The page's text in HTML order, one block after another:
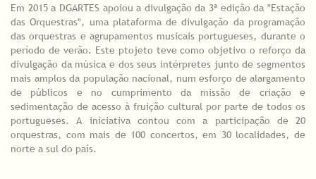
Em 2015 a DGARTES apoiou a divulgação da 3ª edição da "Estação
das Orquestras", uma plataforma de divulgação da programação
das orquestras e agrupamentos musicais portugueses, durante o
período de verão. Este ptojeto teve como objetivo o reforço da
divulgação da música e dos seus intérpretes junto de segmentos
mais amplos da população nacional, num esforço de alargamento
de públicos e no cumprimento da missão de criação e
sedimentação de acesso à fruição cultural por parte de todos os
portugueses. A iniciativa contou com a participação de 20
orquestras, com mais de 100 concertos, em 30 localidades, de
norte a sul do país.